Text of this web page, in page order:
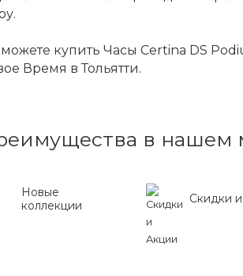
купить Часы Certina DS
Время в Тольятти.
в нашем
Новые
коллекции
Скидки